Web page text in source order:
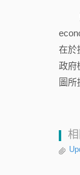
更
在於
政府
圖所